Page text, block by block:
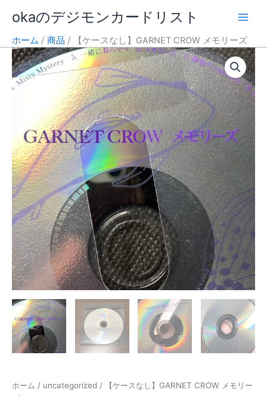
ス
okaのデジモンカードリスト
ホーム 商品 【ケースなし】GARNET CROW メモリーズ
ホーム / uncategorized / 【ケースなし】GARNET CROW メモリー